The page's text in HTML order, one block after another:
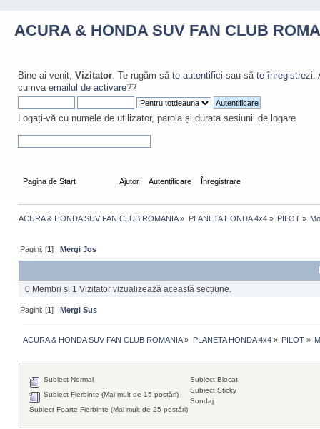
ACURA & HONDA SUV FAN CLUB
Bine ai venit, Vizitator. Te rugăm să te autentifici sau să te înregistrezi.
cumva emailul de activare??
Logați-vă cu numele de utilizator, parola și durata sesiunii de logare
Pagina de Start Ajutor Autentificare Înregistrare
ACURA & HONDA SUV FAN CLUB ROMANIA» PLANETA HONDA 4x4» PILOT»
Pagini: [1]Mergi Jos
0 Membri și 1 Vizitator vizualizează această secțiune.
Pagini: [1]Mergi Sus
ACURA & HONDA SUV FAN CLUB ROMANIA» PLANETA HONDA 4x4» PILOT»
Subiect Normal
Subiect Fierbinte (Mai mult de 15 postări)
Subiect Foarte Fierbinte (Mai mult de 25 postări)
Subiect Blocat
Subiect Sticky
Sondaj